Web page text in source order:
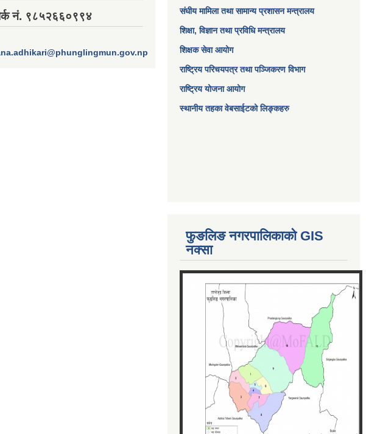
नं. ९८५२६६०९९४
संघीय मामिला तथा सामान्य प्रशासन मन्त्रालय
शिक्षा, विज्ञान तथा प्रविधि मन्त्रालय
शिक्षक सेवा आयोग
राष्ट्रिय परिचयपत्र तथा पञ्जिकरण विभाग
राष्ट्रिय योजना आयोग
स्थानीय तहका वेबसाईटको लिङ्कहरु
फुङलिङ नगरपालिकाको GIS
नक्सा